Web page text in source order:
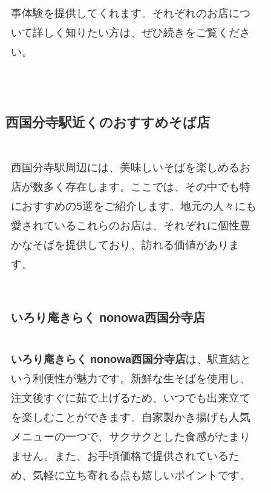
事体験を提供してくれます。それぞれのお店につ
いて詳しく知りたい方は、ぜひ続きをご覧くださ
い。
西国分寺駅近くのおすすめそば店
西国分寺駅周辺には、美味しいそばを楽しめるお
店が数多く存在します。ここでは、その中でも特
におすすめの5選をご紹介します。地元の人々にも
愛されているこれらのお店は、それぞれに個性豊
かなそばを提供しており、訪れる価値がありま
す。
いろり庵きらく nonowa西国分寺店
いろり庵きらく nonowa西国分寺店は、駅直結と
いう利便性が魅力です。新鮮な生そばを使用し、
注文後すぐに茹で上げるため、いつでも出来立て
を楽しむことができます。自家製かき揚げも人気
メニューの一つで、サクサクとした食感がたまり
ません。また、お手頃価格で提供されているた
め、気軽に立ち寄れる点も嬉しいポイントです。